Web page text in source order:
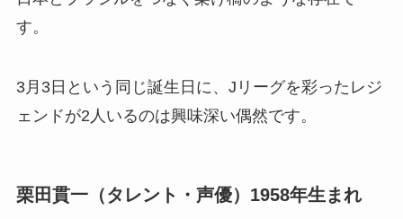
す。
3月3日という同じ誕生日に、Jリーグを彩ったレジ
ェンドが2人いるのは興味深い偶然です。
栗田貫一（タレント・声優）1958年生まれ